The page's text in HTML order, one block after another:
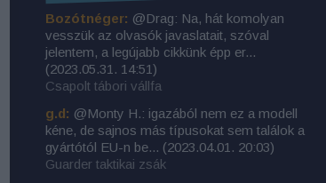
Bozótnéger: @Drag: Na, hát komolyan
vesszük az olvasók javaslatait, szóval
jelentem, a legújabb cikkünk épp er...
(2023.05.31. 14:51)
Csapolt tábori vállfa
g.d: @Monty H.: igazából nem ez a modell
kéne, de sajnos más típusokat sem találok a
gyártótól EU-n be... (2023.04.01. 20:03)
Guarder taktikai zsák